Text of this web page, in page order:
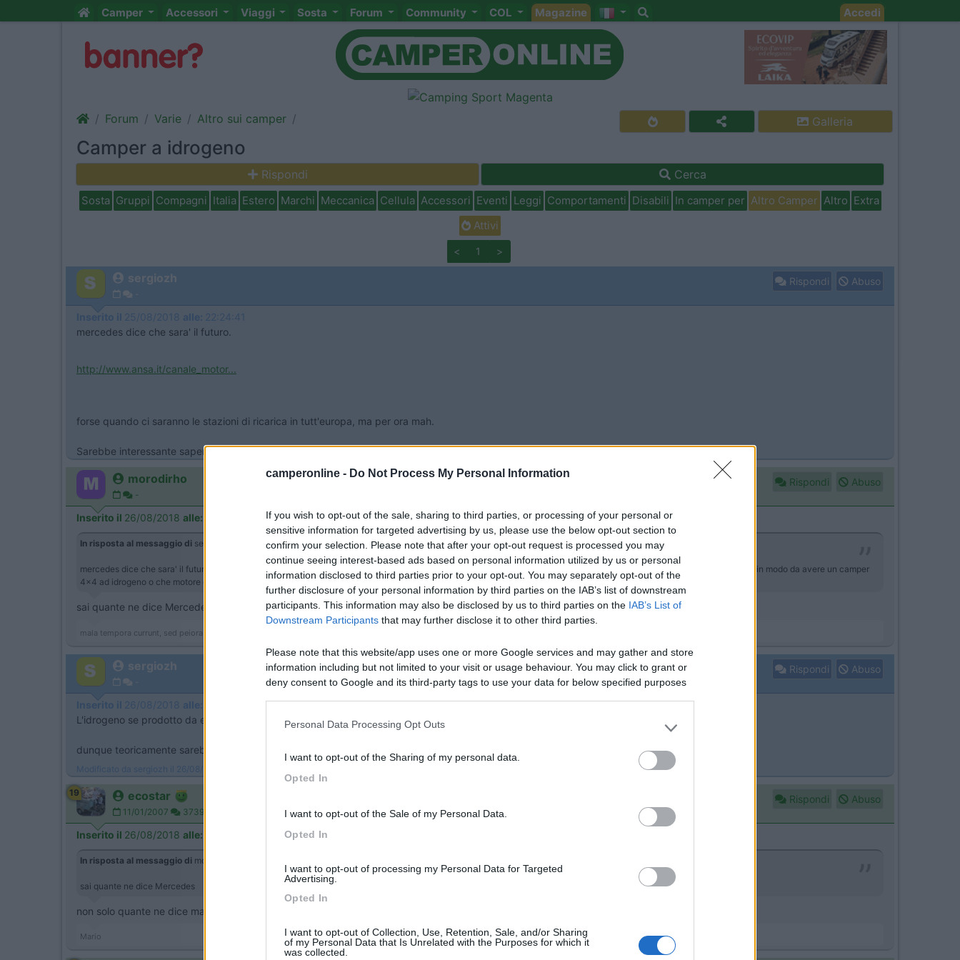
camperonline - Do Not Process My Personal Information
If you wish to opt-out of the sale, sharing to third parties, or processing of your personal or
sensitive information for targeted advertising by us, please use the below opt-out section to
confirm your selection. Please note that after your opt-out request is processed you may
continue seeing interest-based ads based on personal information utilized by us or personal
information disclosed to third parties prior to your opt-out. You may separately opt-out of the
further disclosure of your personal information by third parties on the IAB’s list of downstream
participants. This information may also be disclosed by us to third parties on the IAB’s List of
Downstream Participants that may further disclose it to other third parties.
Please note that this website/app uses one or more Google services and may gather and store
information including but not limited to your visit or usage behaviour. You may click to grant or
deny consent to Google and its third-party tags to use your data for below specified purposes
Personal Data Processing Opt Outs
I want to opt-out of the Sharing of my personal data.
Opted In
I want to opt-out of the Sale of my Personal Data.
Opted In
I want to opt-out of processing my Personal Data for Targeted
Advertising.
Opted In
I want to opt-out of Collection, Use, Retention, Sale, and/or Sharing
of my Personal Data that Is Unrelated with the Purposes for which it
was collected.
Camper Accessori Viaggi Sosta Forum Community COL Magazine Accedi
Forum Varie Altro sui camper Galleria
Camper a idrogeno
Rispondi Cerca
Sosta Gruppi Compagni Italia Estero Marchi Meccanica Cellula Accessori Eventi Leggi Comportamenti Disabili In camper per Altro Camper Altro Extra
Attivi
< 1 >
sergiozh Rispondi Abuso
Inserito il 25/08/2018 alle: 22:24:41
mercedes dice che sara' il futuro.
http://www.ansa.it/canale_motor...
forse quando ci saranno le stazioni di ricarica in tutt'europa, ma per ora mah.
Sarebbe interessante sapere se ogni ruota e' motorizzata in modo da avere un camper 4x4 ad idrogeno o che motore elettrico ci mettono.
morodirho
-
Rispondi Abuso
Inserito il 26/08/2018 alle:
In risposta al messaggio di sergiozh 25/08/2018alle22:24:41
mercedes dice che sara' il futuro. ... forse quando ci saranno le stazioni di ricarica in tutt'europa, ma per ora mah. Sarebbe interessante sapere se ogni ruota e' motorizzata in modo da avere un camper
4x4 ad idrogeno o che motore elettrico ci mettono.
sai quante ne dice Mercedes
mala tempora currunt, sed peiora parantur
sergiozh Rispondi Abuso
Inserito il 26/08/2018 alle:
L'idrogeno se prodotto da elettricita' rinnovabile e' ecologico e non produce CO2 che provoca il cambiamento climatico terrestre.
dunque teoricamente sarebbe si il futuro ma quando si arrivera' a distribuirlo come ora viene distribuita benzina e diesel ?
Modificato da sergiozh il 26/08/2018 alle 15:09:52
19 ecostar
11/01/2007 37391
Rispondi Abuso
Inserito il 26/08/2018 alle:
In risposta al messaggio di morodirho
sai quante ne dice Mercedes
non solo quante ne dice ma anche quante ne fa
Mario